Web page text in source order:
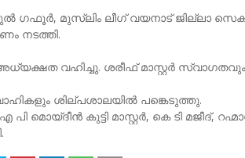
ഗഫൂർ, മുസ്‌ലിം ലീഗ് വയനാട് ജില്ലാ
നടത്തി.
വഹിച്ചു. ശരീഫ് മാസ്റ്റർ സ്വാഗതവും
ശില്പശാലയിൽ പങ്കെടുത്തു.
മൊയ്‌ദീൻ കുട്ടി മാസ്റ്റർ, കെ ടി മജീദ്,